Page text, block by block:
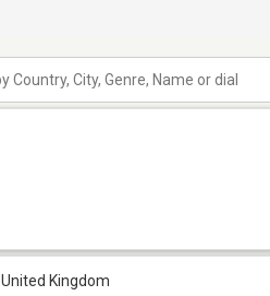
United Kingdom